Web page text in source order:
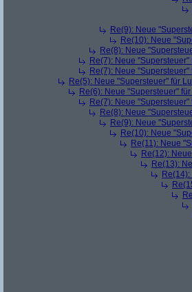
Re(9): Neue
Re(10): Neue
Re(8): Neue
Re(7): Neue
Re(7): Neue
Re(5): Neue "Supersteuer" für
Re(6): Neue "Supersteuer"
Re(7): Neue
Re(8): Neue
Re(9): Neue
Re(10): Neue
Re(11): Neue
Re(12):
Re(13):